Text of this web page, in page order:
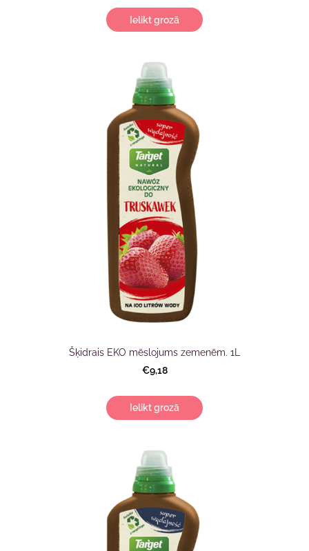
Ielikt grozā
Šķidrais EKO mēslojums zemenēm. 1L
€9,18
Ielikt grozā